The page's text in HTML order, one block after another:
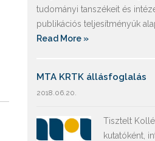
tudományi tanszékeit és
publikációs teljesítményük
Read More »
MTA KRTK állásfoglalás
2018.06.20.
Tisztelt
kutatóként,